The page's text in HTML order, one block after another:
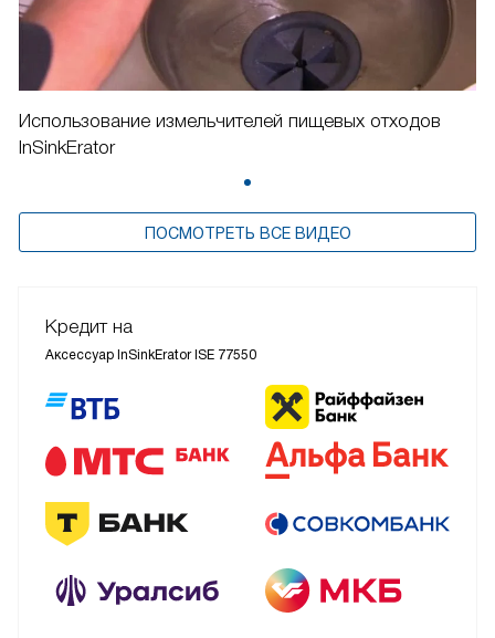
Использование измельчителей пищевых отходов
InSinkErator
ПОСМОТРЕТЬ ВСЕ ВИДЕО
Кредит на
Аксессуар InSinkErator ISE 77550